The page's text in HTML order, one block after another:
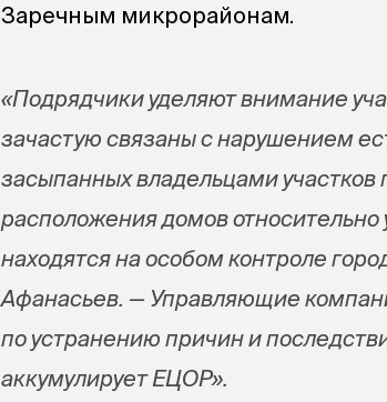
Заречным микрорайонам.
«Подрядчики уделяют внимание
зачастую связаны с нарушением
засыпанных владельцами
расположения домов
находятся на особом контроле
Афанасьев. — Управляющие
по устранению причин и
аккумулирует ЕЦОР».